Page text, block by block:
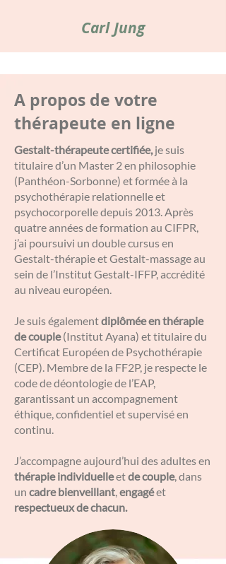
Carl Jung
A propos de votre
thérapeute en ligne
Gestalt-thérapeute certifiée,je suis
titulaire d’un Master 2 en philosophie
(Panthéon-Sorbonne) et formée à la
psychothérapie relationnelle et
psychocorporelle depuis 2013. Après
quatre années de formation au CIFPR,
j’ai poursuivi un double cursus en
Gestalt-thérapie et Gestalt-massage au
sein de l’Institut Gestalt-IFFP, accrédité
au niveau européen.
Je suis égalementdiplômée en thérapie
de couple(Institut Ayana) et titulaire du
Certificat Européen de Psychothérapie
(CEP). Membre de la FF2P, je respecte le
code de déontologie de l’EAP,
garantissant un accompagnement
éthique, confidentiel et supervisé en
continu.
J’accompagne aujourd’hui des adultes en
thérapie individuelleetde couple, dans
un cadre bienveillant,engagéet
respectueux de chacun.